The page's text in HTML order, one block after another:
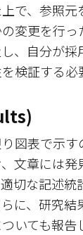
で、参照元
変更を行
、自分が採
検証する必
図表で示す
文章には発
切な記述統
に、研究
いても報